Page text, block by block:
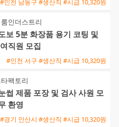
#인천 남동구 #생산직 #시급 10,320원
인더스트리
보 5분 화장품 용기 코팅 및
직원 모집
#인천 서구 #생산직 #시급 10,320원
팩토리
썹 제품 포장 및 검사 사원 모
환영
#경기 안산시 #생산직 #시급 10,320원